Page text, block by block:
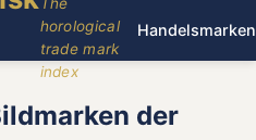
horological
trade mark
index
Handelsmarken
der